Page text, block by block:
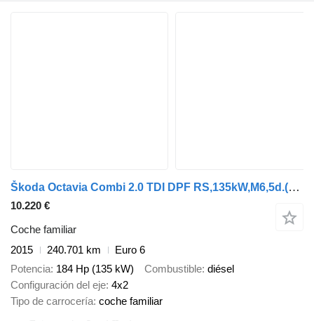
Škoda Octavia Combi 2.0 TDI DPF RS,135kW,M6,5d.(2013-2017)/ AJ NA SPLÁ
10.220 €
Coche familiar
2015
240.701 km
Euro 6
Potencia 184 Hp (135 kW) Combustible diésel
Configuración del eje 4x2
Tipo de carrocería coche familiar